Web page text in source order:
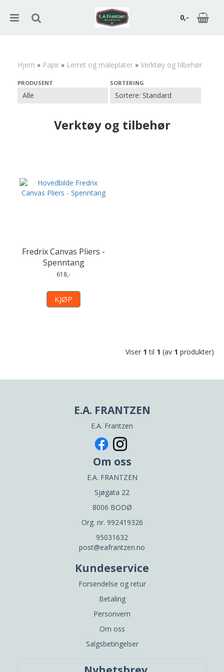
0,-
Hjem » Papir » Lerret og maleplater » Verktøy og tilbehør
PRODUSENT SORTERING
Verktøy og tilbehør
Fredrix Canvas Pliers -
Spenntang
618,-
KJØP
Viser 1 til 1 (av 1 produkter)
E.A. FRANTZEN
E.A. Frantzen
Om oss
E.A. FRANTZEN
Sjøgata 22
8006 BODØ
Org. nr. 992419326
95031632
post@eafrantzen.no
Kundeservice
Forsendelse og retur
Betaling
Personvern
Om oss
Salgsbetingelser